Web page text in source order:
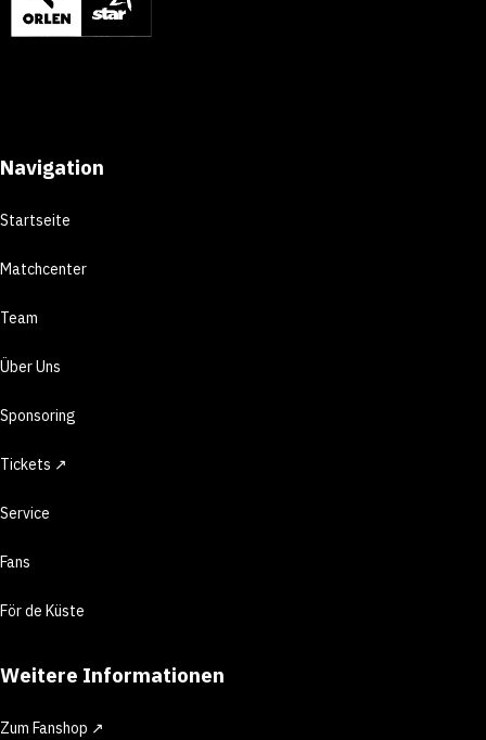
Navigation
Startseite
Matchcenter
Team
Über Uns
Sponsoring
Tickets ↗
Service
Fans
För de Küste
Weitere Informationen
Zum Fanshop ↗